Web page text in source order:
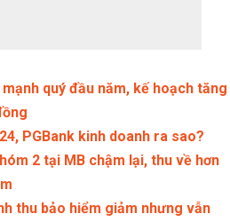
quý đầu năm, kế hoạch tăng
PGBank kinh doanh ra sao?
2 tại MB chậm lại, thu về hơn
thu bảo hiểm giảm nhưng vẫn